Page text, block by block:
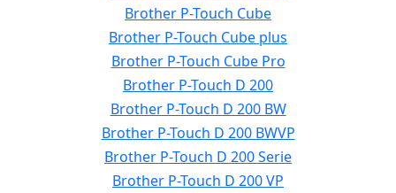
Brother P-Touch Cube
Brother P-Touch Cube plus
Brother P-Touch Cube Pro
Brother P-Touch D 200
Brother P-Touch D 200 BW
Brother P-Touch D 200 BWVP
Brother P-Touch D 200 Serie
Brother P-Touch D 200 VP